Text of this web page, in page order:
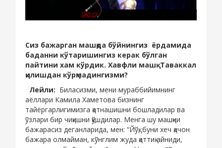
Сиз бажарган машқда бўйнингиз ёрдамида
баданни кўтаришингиз керак бўлган
пайтини хам кўрдик. Хавфли машқ. Таваккал
қилишдан кўрқмадингизми?
Лейли: Биласизми, мени мураббийимнинг
аёллари Камила Хаметова бизнинг
тайёргарлигимизга қатнашишни бошладилар ва
ўзлари бир чиқишни қўшдилар. Менга шу машқни
бажарасиз деганларида, мен: “Йўқ, буни хеч қачон
бажара олмайман, кўнглим жуда қаттиқ айниди,